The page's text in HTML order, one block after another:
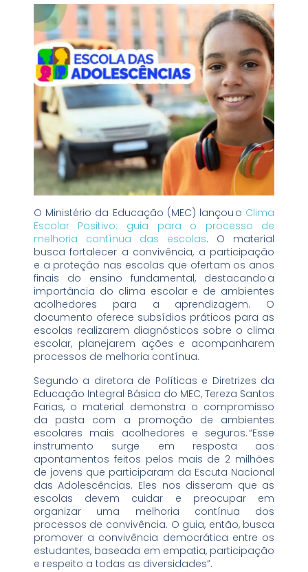
O Ministério da Educação (MEC) lançou o Clima
Escolar Positivo: guia para o processo de
melhoria contínua das escolas. O material
busca fortalecer a convivência, a participação
e a proteção nas escolas que ofertam os anos
finais do ensino fundamental, destacando a
importância do clima escolar e de ambientes
acolhedores para a aprendizagem. O
documento oferece subsídios práticos para as
escolas realizarem diagnósticos sobre o clima
escolar, planejarem ações e acompanharem
processos de melhoria contínua.
Segundo a diretora de Políticas e Diretrizes da
Educação Integral Básica do MEC, Tereza Santos
Farias, o material demonstra o compromisso
da pasta com a promoção de ambientes
escolares mais acolhedores e seguros. “Esse
instrumento surge em resposta aos
apontamentos feitos pelos mais de 2 milhões
de jovens que participaram da Escuta Nacional
das Adolescências. Eles nos disseram que as
escolas devem cuidar e preocupar em
organizar uma melhoria contínua dos
processos de convivência. O guia, então, busca
promover a convivência democrática entre os
estudantes, baseada em empatia, participação
e respeito a todas as diversidades”.